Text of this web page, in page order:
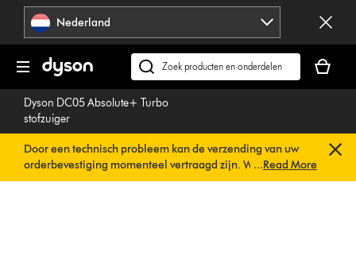
Navigatie
overslaan
Nederland
Zoek
op
dyson.nl
is
Dyson DC05 Absolute+ Turbo
stofzuiger
Door een technisch probleem kan de verzending van uw
orderbevestiging momenteel vertraagd zijn. We werken al
aan een snelle oplossing.U hoeft verder niets te doen. Uw
...Read More